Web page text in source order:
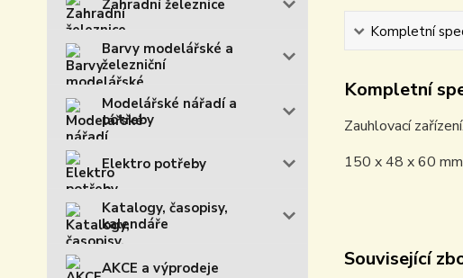
Zahradní železnice
Barvy modelářské a
železniční
Modelářské nářadí a
potřeby
Elektro potřeby
Katalogy, časopisy,
kalendáře
AKCE a výprodeje
Kompletní
Kompletní
Zauhlovací
150 x 48 x 60 mm
Související